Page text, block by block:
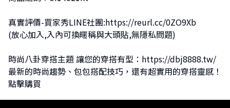
真實評價-買家秀LINE社團:https://reurl.cc/0ZO9Xb
(放心加入,入內可換暱稱與大頭貼,無隱私問題)
時尚八卦穿搭主題 讓您的穿搭有型： https://dbj8888.tw/
最新的時尚趨勢、包包搭配技巧，還有超實用的穿搭靈感！
點擊購買